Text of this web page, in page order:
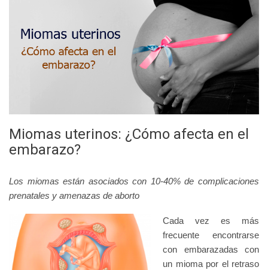
Miomas uterinos: ¿Cómo afecta en el
embarazo?
Los miomas están asociados con 10‐40% de complicaciones
prenatales y amenazas de aborto
Cada vez es más
frecuente encontrarse
con embarazadas con
un mioma por el retraso